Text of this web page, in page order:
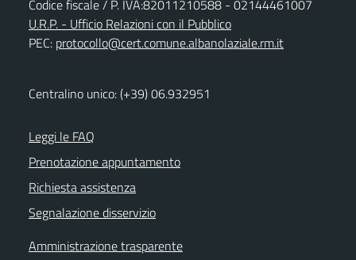
Codice fiscale / P. IVA:82011210588 - 02144461007
U.R.P. - Ufficio Relazioni con il Pubblico
PEC: protocollo@cert.comune.albanolaziale.rm.it
Centralino unico: (+39) 06.932951
Leggi le FAQ
Prenotazione appuntamento
Richiesta assistenza
Segnalazione disservizio
Amministrazione trasparente